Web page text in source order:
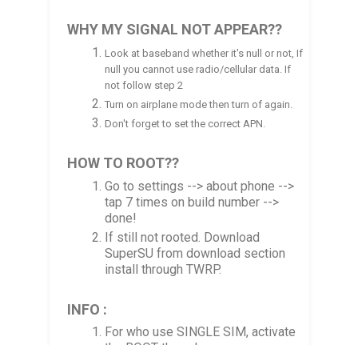
WHY MY SIGNAL NOT APPEAR??
Look at baseband whether it's null or not, If
null you cannot use radio/cellular data. If
not follow step 2
Turn on airplane mode then turn of again.
Don't forget to set the correct APN.
HOW TO ROOT??
Go to settings --> about phone -->
tap 7 times on build number -->
done!
If still not rooted. Download
SuperSU from download section
install through TWRP.
INFO :
For who use SINGLE SIM, activate